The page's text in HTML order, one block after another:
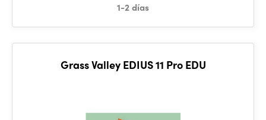
1-2 días
Grass Valley EDIUS 11 Pro EDU